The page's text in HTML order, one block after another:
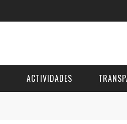
ACTIVIDADES